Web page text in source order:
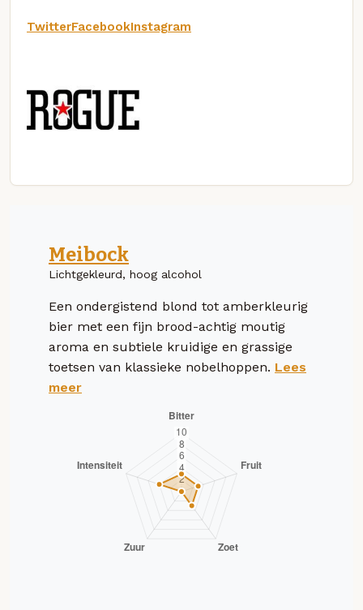
TwitterFacebookInstagram
Meibock
Lichtgekleurd, hoog alcohol
Een ondergistend blond tot amberkleurig
bier met een fijn brood-achtig moutig
aroma en subtiele kruidige en grassige
toetsen van klassieke nobelhoppen. Lees
meer